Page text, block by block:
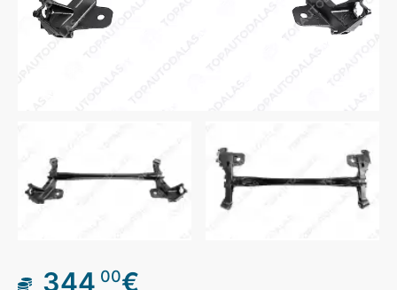
344 00€